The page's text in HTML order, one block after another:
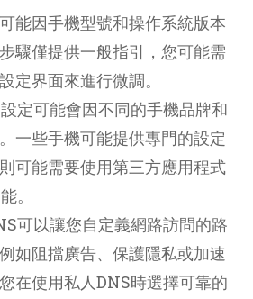
能因手機型號和操作系統版本
驟僅提供一般指引，您可能需
定界面來進行微調。
定可能會因不同的手機品牌和
一些手機可能提供專門的設定
可能需要使用第三方應用程式
。
可以讓您自定義網路訪問的路
如阻擋廣告、保護隱私或加速
在使用私人DNS時選擇可靠的